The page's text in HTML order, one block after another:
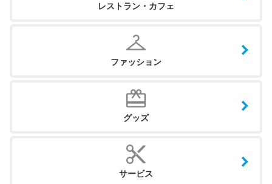
レストラン・カフェ
ファッション
グッズ
サービス